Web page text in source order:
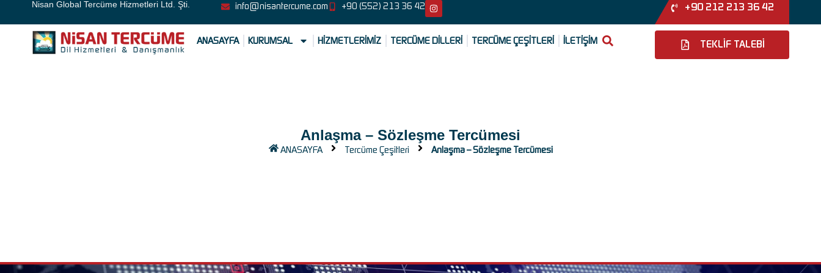
Nisan Global Tercüme Hizmetleri Ltd. Şti. info@nisantercume.com +90 (552) 213 36 42 +90 212 213 36 42
ANASAYFA KURUMSAL HİZMETLERİMİZ TERCÜME DİLLERİ TERCÜME ÇEŞİTLERİ İLETİŞİM TEKLİF TALEBİ
Anlaşma – Sözleşme Tercümesi
ANASAYFA Tercüme Çeşitleri Anlaşma – Sözleşme Tercümesi